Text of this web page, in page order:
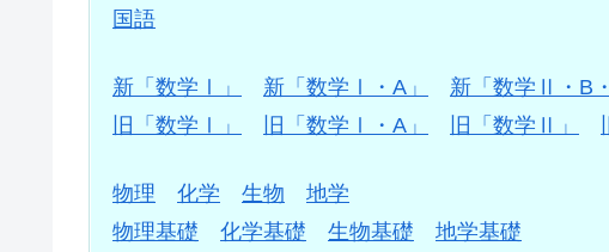
国語
新「数学Ⅰ」 新「数学Ⅰ・A」
新「数学Ⅱ・B・
旧「数学Ⅰ」
旧「数学Ⅰ・A」 旧「数学Ⅱ」
物理 化学 生物
地学
物理基礎
化学基礎 生物基礎 地学基礎